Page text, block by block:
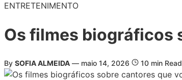
ENTRETENIMENTO
Os filmes biográficos
By SOFIA ALMEIDA — maio 14, 2026 10 min Read